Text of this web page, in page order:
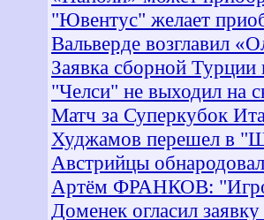
"Ювентус" желает
Вальверде возглавил
Заявка сборной
"Челси" не выходил на
Матч за Суперкубок
Худжамов перешел в
Австрийцы
Артём ФРАНКОВ:
Доменек огласил